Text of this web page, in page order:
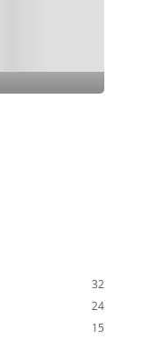
32
24
15